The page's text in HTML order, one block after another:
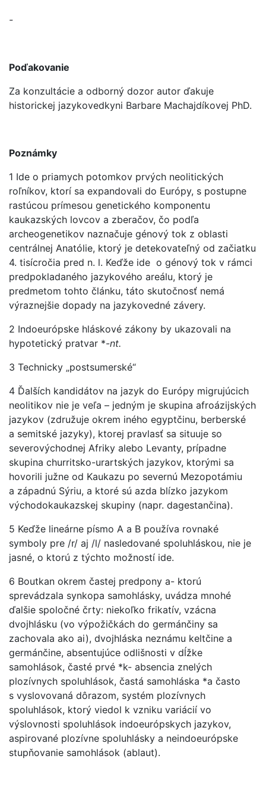
-
Poďakovanie
Za konzultácie a odborný dozor autor ďakuje
historickej jazykovedkyni Barbare Machajdíkovej PhD.
Poznámky
1 Ide o priamych potomkov prvých neolitických
roľníkov, ktorí sa expandovali do Európy, s postupne
rastúcou prímesou genetického komponentu
kaukazských lovcov a zberačov, čo podľa
archeogenetikov naznačuje génový tok z oblasti
centrálnej Anatólie, ktorý je detekovateľný od začiatku
4. tisícročia pred n. l. Keďže ide o génový tok v rámci
predpokladaného jazykového areálu, ktorý je
predmetom tohto článku, táto skutočnosť nemá
výraznejšie dopady na jazykovedné závery.
2 Indoeurópske hláskové zákony by ukazovali na
hypotetický pratvar *-nt.
3 Technicky „postsumerské“
4 Ďalších kandidátov na jazyk do Európy migrujúcich
neolitikov nie je veľa – jedným je skupina afroázijských
jazykov (združuje okrem iného egyptčinu, berberské
a semitské jazyky), ktorej pravlasť sa situuje so
severovýchodnej Afriky alebo Levanty, prípadne
skupina churritsko-urartských jazykov, ktorými sa
hovorili južne od Kaukazu po severnú Mezopotámiu
a západnú Sýriu, a ktoré sú azda blízko jazykom
východokaukazskej skupiny (napr. dagestančina).
5 Keďže lineárne písmo A a B používa rovnaké
symboly pre /r/ aj /l/ nasledované spoluhláskou, nie je
jasné, o ktorú z týchto možností ide.
6 Boutkan okrem častej predpony a- ktorú
sprevádzala synkopa samohlásky, uvádza mnohé
ďalšie spoločné črty: niekoľko frikatív, vzácna
dvojhlásku (vo výpožičkách do germánčiny sa
zachovala ako ai), dvojhláska neznámu keltčine a
germánčine, absentujúce odlišnosti v dĺžke
samohlások, časté prvé *k- absencia znelých
plozívnych spoluhlások, častá samohláska *a často
s vyslovovaná dôrazom, systém plozívnych
spoluhlások, ktorý viedol k vzniku variácií vo
výslovnosti spoluhlások indoeurópskych jazykov,
aspirované plozívne spoluhlásky a neindoeurópske
stupňovanie samohlások (ablaut).